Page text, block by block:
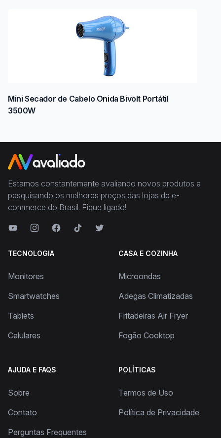
Mini Secador de Cabelo Onida Bivolt Portátil
3500W
Estamos constantemente avaliando novos produtos e
pesquisando os melhores preços das lojas de e-
commerce do Brasil. Fique ligado!
TECNOLOGIA
Monitores
Smartwatches
Tablets
Celulares
CASA E COZINHA
Microondas
Adegas Climatizadas
Fritadeiras Air Fryer
Fogão Cooktop
AJUDA E FAQS
Sobre
Contato
Perguntas Frequentes
POLÍTICAS
Termos de Uso
Política de Privacidade